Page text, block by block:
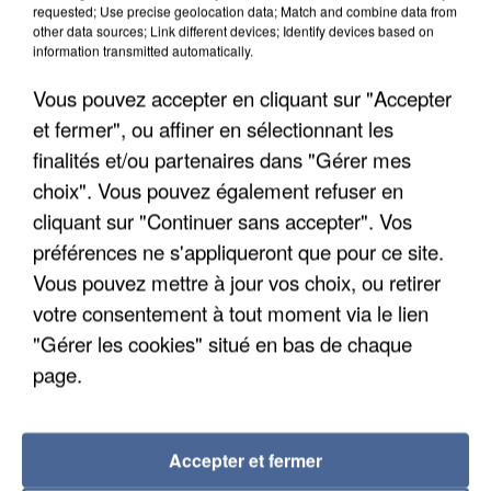
UN SECOND CADRE DE LA DZ MAFIA
INTERPELLÉ EN ALGÉRIE
requested; Use precise geolocation data; Match and combine data from
other data sources; Link different devices; Identify devices based on
information transmitted automatically.
Vous pouvez accepter en cliquant sur "Accepter
et fermer", ou affiner en sélectionnant les
finalités et/ou partenaires dans "Gérer mes
choix". Vous pouvez également refuser en
cliquant sur "Continuer sans accepter". Vos
préférences ne s'appliqueront que pour ce site.
Vous pouvez mettre à jour vos choix, ou retirer
votre consentement à tout moment via le lien
"Gérer les cookies" situé en bas de chaque
page.
Accepter et fermer